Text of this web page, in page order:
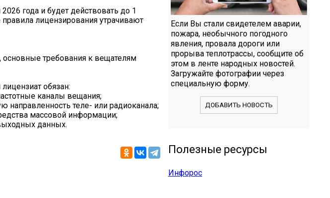
года и будет действовать до 1
лицензирования утрачивают
требования к вещателям
обязан:
каналы вещания;
направленность теле- или радиоканала;
массовой информации;
данных.
Если Вы стали свидетелем аварии,
пожара, необычного погодного
явления, провала дороги или
прорыва теплотрассы, сообщите об
этом в ленте народных новостей.
Загружайте фотографии через
специальную форму.
ДОБАВИТЬ НОВОСТЬ
Полезные ресурсы
Инфорос